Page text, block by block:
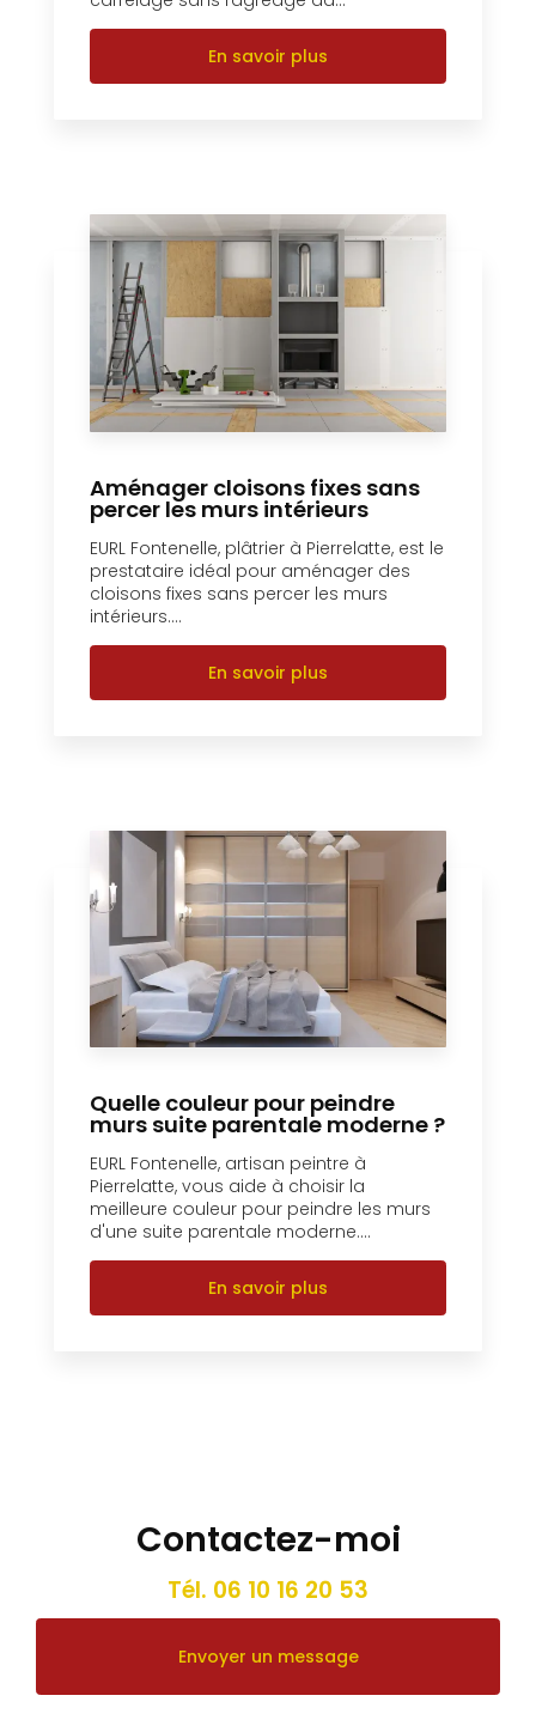
En savoir plus
Aménager cloisons fixes sans
percer les murs intérieurs
EURL Fontenelle, plâtrier à Pierrelatte, est le
prestataire idéal pour aménager des
cloisons fixes sans percer les murs
intérieurs....
En savoir plus
Quelle couleur pour peindre
murs suite parentale moderne ?
EURL Fontenelle, artisan peintre à
Pierrelatte, vous aide à choisir la
meilleure couleur pour peindre les murs
d'une suite parentale moderne....
En savoir plus
Contactez-moi
Tél. 06 10 16 20 53
Envoyer un message